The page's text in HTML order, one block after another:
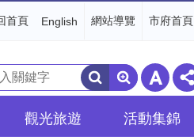
首頁 English 網站導覽 市府首頁
搜
尋
觀光旅遊 活動集錦